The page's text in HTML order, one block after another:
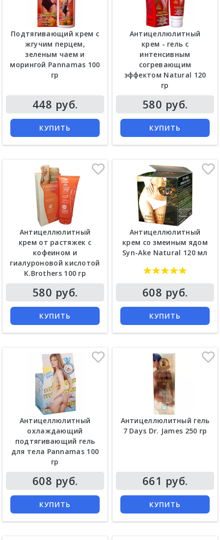
Подтягивающий крем с
жгучим перцем,
зеленым чаем и
морингой Pannamas 100
гр
448 руб.
КУПИТЬ
Антицеллюлитный
крем - гель с
интенсивным
согревающим
эффектом Natural 120
гр
580 руб.
КУПИТЬ
Антицеллюлитный
крем от растяжек с
кофеином и
гиалуроновой кислотой
K.Brothers 100 гр
580 руб.
КУПИТЬ
Антицеллюлитный
крем со змеиным ядом
Syn-Ake Natural 120 мл
608 руб.
КУПИТЬ
Антицеллюлитный
охлаждающий
подтягивающий гель
для тела Pannamas 100
гр
608 руб.
КУПИТЬ
Антицеллюлитный гель
7 Days Dr. James 250 гр
661 руб.
КУПИТЬ